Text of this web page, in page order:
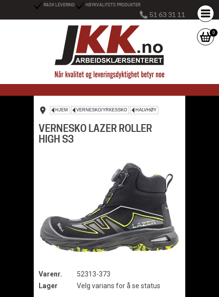
0
RASK LEVERING HØYKVALITETS PRODUKTER
51 63 31 11
HJEM VERNESKO/YRKESSKO HALVHØY
VERNESKO LAZER ROLLER
HIGH S3
Varenr.
52313-373
Lager
Velg varians for å se status